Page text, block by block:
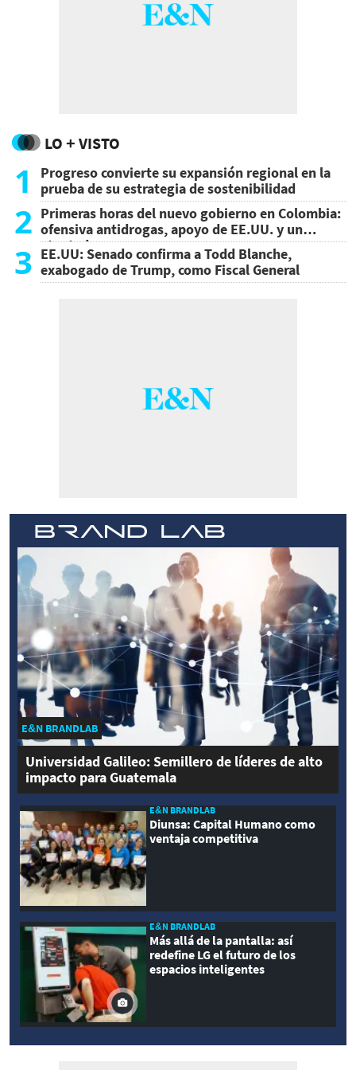
LO + VISTO
1
Progreso convierte su expansión regional en la
prueba de su estrategia de sostenibilidad
2 Primeras horas del nuevo gobierno en Colombia:
ofensiva antidrogas, apoyo de EE.UU. y un
atentado
3 EE.UU: Senado confirma a Todd Blanche,
exabogado de Trump, como Fiscal General
E&N BRANDLAB
Universidad Galileo: Semillero de líderes de alto
impacto para Guatemala
E&N BRANDLAB
Diunsa: Capital Humano como
ventaja competitiva
E&N BRANDLAB
Más allá de la pantalla: así
redefine LG el futuro de los
espacios inteligentes